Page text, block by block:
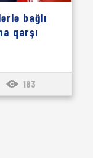
bağlı
qarşı
183